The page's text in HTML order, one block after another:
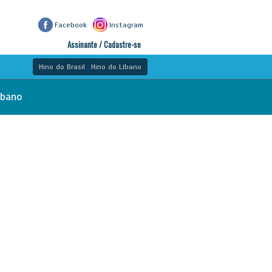
Facebook Instagram
Assinante / Cadastre-se
Hino do Brasil Hino do Líbano